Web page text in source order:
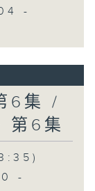
-
6集 /
第6集
-